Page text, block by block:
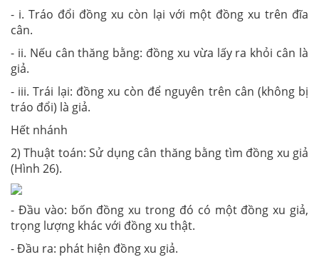
- i. Tráo đổi đồng xu còn lại với một đồng xu trên đĩa
cân.
- ii. Nếu cân thăng bằng: đồng xu vừa lấy ra khỏi cân là
giả.
- iii. Trái lại: đồng xu còn để nguyên trên cân (không bị
tráo đổi) là giả.
Hết nhánh
2) Thuật toán: Sử dụng cân thăng bằng tìm đồng xu giả
(Hình 26).
- Đầu vào: bốn đồng xu trong đó có một đồng xu giả,
trọng lượng khác với đồng xu thật.
- Đầu ra: phát hiện đồng xu giả.